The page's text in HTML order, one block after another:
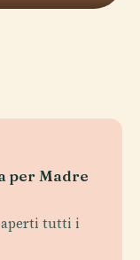
per Madre
tutti i